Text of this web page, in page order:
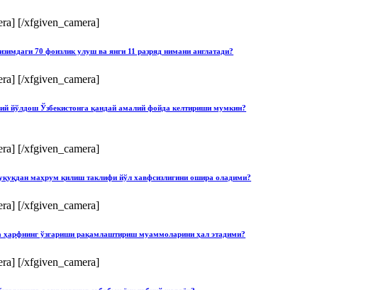
[/xfgiven_camera]
70 фоизлик улуш ва янги 11 разряд нимани англатади?
[/xfgiven_camera]
йўлдош Ўзбекистонга қандай амалий фойда келтириши мумкин?
[/xfgiven_camera]
маҳрум қилиш таклифи йўл хавфсизлигини ошира оладими?
[/xfgiven_camera]
ҳарфнинг ўзгариши рақамлаштириш муаммоларини ҳал этадими?
[/xfgiven_camera]